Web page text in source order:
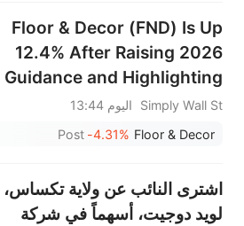
Floor & Decor (FND) Is Up
12.4% After Raising 2026
Guidance and Highlighting
Pro Customer Momentum
Simply Wall St
اليوم 13:44
Floor & Decor
-4.31%
Post
اشترى النائب عن ولاية تكساس،
لويد دوجيت، أسهماً في شركة